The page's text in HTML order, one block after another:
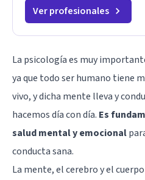
Ver profesionales
La psicología es muy
ya que todo ser humano tiene
vivo, y dicha mente lleva y
hacemos día con día. Es
salud mental y emocional
conducta sana.
La mente, el cerebro y el